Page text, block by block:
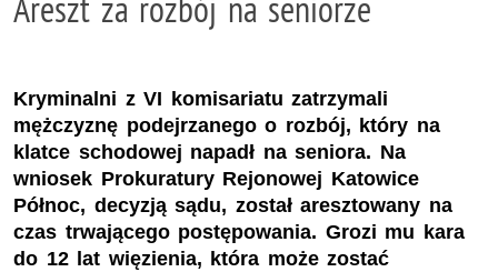
Areszt za rozbój na seniorze
Kryminalni z VI komisariatu zatrzymali
mężczyznę podejrzanego o rozbój, który na
klatce schodowej napadł na seniora. Na
wniosek Prokuratury Rejonowej Katowice
Północ, decyzją sądu, został aresztowany na
czas trwającego postępowania. Grozi mu kara
do 12 lat więzienia, która może zostać